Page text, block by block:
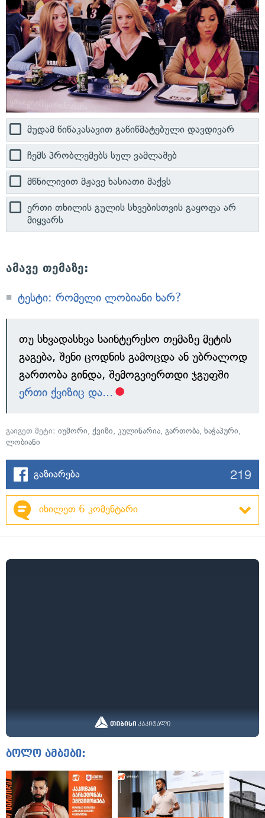
მუდამ წიწაკასავით გაწიწმატებული დავდივარ
ჩემს პრობლემებს სულ ვამლაშებ
მწნილივით მჟავე ხასიათი მაქვს
ერთი თხილის გულის სხვებისთვის გაყოფა არ
მიყვარს
ამავე თემაზე:
ტესტი: რომელი ლობიანი ხარ?
თუ სხვადასხვა საინტერესო თემაზე მეტის
გაგება, შენი ცოდნის გამოცდა ან უბრალოდ
გართობა გინდა, შემოგვიერთდი ჯგუფში
ერთი ქვიზიც და...
გაიგეთ მეტი: იუმორი, ქვიზი, კულინარია, გართობა, ხაჭაპური,
ლობიანი
გაზიარება 219
იხილეთ 6 კომენტარი
ბოლო ამბები: